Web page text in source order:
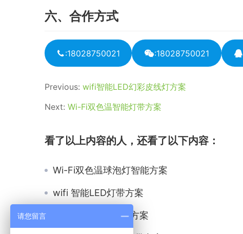
六、合作方式
:18028750021 :18028750021
Previous: wifi智能LED幻彩皮线灯方案
Next: Wi-Fi双色温智能灯带方案
看了以上内容的人，还看了以下内容：
Wi-Fi双色温球泡灯智能方案
wifi 智能LED灯带方案
蓝牙智能led控制器方案
请您留言